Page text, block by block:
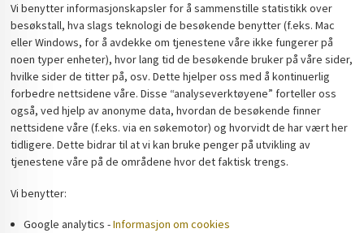
Vi benytter informasjonskapsler for å sammenstille statistikk over
besøkstall, hva slags teknologi de besøkende benytter (f.eks. Mac
eller Windows, for å avdekke om tjenestene våre ikke fungerer på
noen typer enheter), hvor lang tid de besøkende bruker på våre sider,
hvilke sider de titter på, osv. Dette hjelper oss med å kontinuerlig
forbedre nettsidene våre. Disse “analyseverktøyene” forteller oss
også, ved hjelp av anonyme data, hvordan de besøkende finner
nettsidene våre (f.eks. via en søkemotor) og hvorvidt de har vært her
tidligere. Dette bidrar til at vi kan bruke penger på utvikling av
tjenestene våre på de områdene hvor det faktisk trengs.
Vi benytter:
Google analytics -Informasjon om cookies